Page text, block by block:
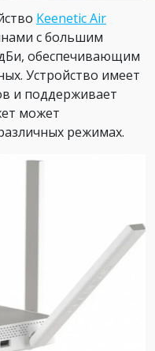
Keenetic Air
с большим
обеспечивающим
Устройство имеет
и поддерживает
может
режимах.